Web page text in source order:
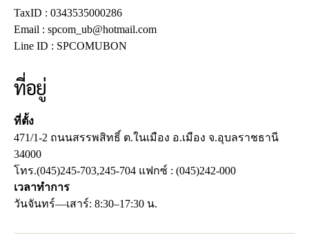
TaxID : 0343535000286
Email : spcom_ub@hotmail.com
Line ID : SPCOMUBON
ที่อยู่
ที่ตั้ง
471/1-2 ถนนสรรพสิทธิ์ ต.ในเมือง อ.เมือง จ.อุบลราชธานี
34000
โทร.(045)245-703,245-704 แฟกซ์ : (045)242-000
เวลาทำการ
วันจันทร์—เสาร์: 8:30–17:30 น.